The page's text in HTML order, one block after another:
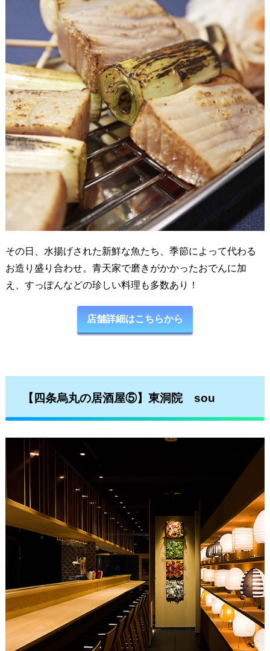
その日、水揚げされた新鮮な魚たち、季節によって代わる
お造り盛り合わせ。青天家で磨きがかかったおでんに加
え、すっぽんなどの珍しい料理も多数あり！
店舗詳細はこちらから
【四条烏丸の居酒屋⑤】東洞院 sou